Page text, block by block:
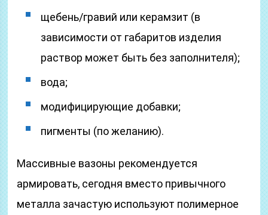
щебень/гравий или керамзит (в
зависимости от габаритов изделия
раствор может быть без заполнителя);
вода;
модифицирующие добавки;
пигменты (по желанию).
Массивные вазоны рекомендуется
армировать, сегодня вместо привычного
металла зачастую используют полимерное